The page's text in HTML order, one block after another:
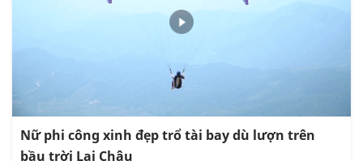
Nữ phi công xinh đẹp trổ tài bay dù lượn trên
bầu trời Lai Châu